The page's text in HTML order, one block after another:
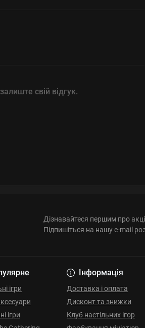
свій відгук.
Дізнавайтеся першим про
Підпишіться на нашу e-mail
ігри
ігри
Інформація
Доставка і оплата
Дисконт та знижки
Клуб настільних ігор